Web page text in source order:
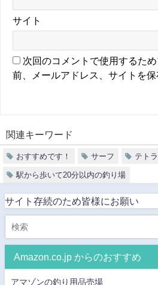
サイト
次回のコメントで使用するた
前、メールアドレス、サイトを保
関連キーワード
おすすめです！ サーフ テトラ
駅から歩いて20分以内の釣り場
サイト存続のため皆様にお願い
Amazon.co.jp からのおすすめ
アマゾンの釣り用品売場